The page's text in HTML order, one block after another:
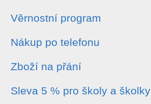
Věrnostní program
Nákup po telefonu
Zboží na přání
Sleva 5 % pro školy a školky